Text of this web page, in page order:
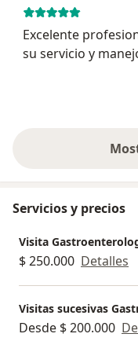
Excelente
su servicio y
irritable y gracias
instauró me
Servicios y precios
Visita
$ 250.000 Detalles
Visitas sucesivas
Desde $ 200.000